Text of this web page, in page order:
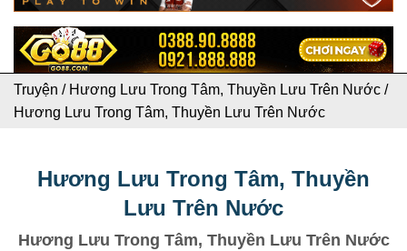
Truyện / Hương Lưu Trong Tâm, Thuyền Lưu Trên Nước /
Hương Lưu Trong Tâm, Thuyền Lưu Trên Nước
Hương Lưu Trong Tâm, Thuyền
Lưu Trên Nước
Hương Lưu Trong Tâm, Thuyền Lưu Trên Nước